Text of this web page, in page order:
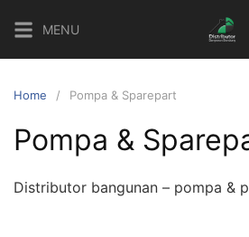
content
MENU
Home Pompa & Sparepart
Pompa &
Distributor bangunan – pompa &